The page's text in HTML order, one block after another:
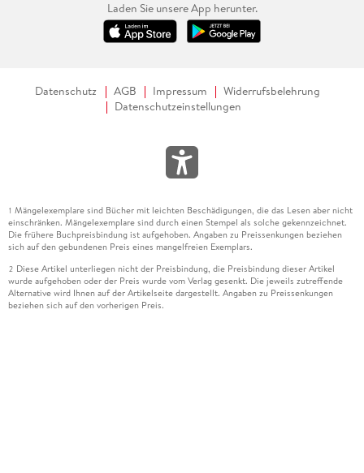
Laden Sie unsere App herunter.
Datenschutz AGB Impressum
Widerrufsbelehrung
Datenschutzeinstellungen
1 Mängelexemplare sind Bücher mit leichten Beschädigungen, die das Lesen aber nicht
einschränken. Mängelexemplare sind durch einen Stempel als solche gekennzeichnet.
Die frühere Buchpreisbindung ist aufgehoben. Angaben zu Preissenkungen beziehen
sich auf den gebundenen Preis eines mangelfreien Exemplars.
2 Diese Artikel unterliegen nicht der Preisbindung, die Preisbindung dieser Artikel
wurde aufgehoben oder der Preis wurde vom Verlag gesenkt. Die jeweils zutreffende
Alternative wird Ihnen auf der Artikelseite dargestellt. Angaben zu Preissenkungen
beziehen sich auf den vorherigen Preis.